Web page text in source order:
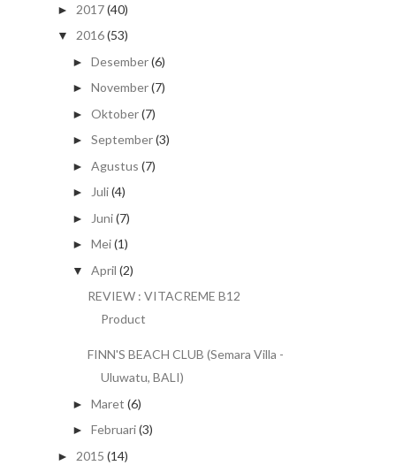
► 2017(40)
▼ 2016(53)
► Desember(6)
► November(7)
► Oktober(7)
► September(3)
► Agustus (7)
► Juli(4)
► Juni(7)
► Mei(1)
▼ April (2)
REVIEW : VITACREME B12
Product
FINN'S BEACH CLUB (Semara Villa -
Uluwatu, BALI)
► Maret (6)
► Februari(3)
► 2015 (14)